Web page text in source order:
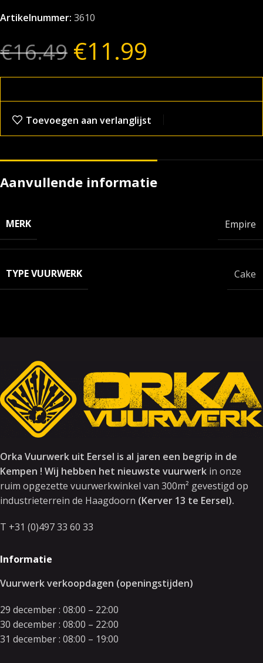
Artikelnummer: 3610
€16.49 €11.99
Toevoegen aan verlanglijst
Aanvullende informatie
MERK Empire
TYPE VUURWERK Cake
Orka Vuurwerk uit Eersel is al jaren een begrip in de
Kempen ! Wij hebben het nieuwste vuurwerk in onze
ruim opgezette vuurwerkwinkel van 300m² gevestigd op
industrieterrein de Haagdoorn (Kerver 13 te Eersel).
T +31 (0)497 33 60 33
Informatie
Vuurwerk verkoopdagen (openingstijden)
29 december : 08:00 – 22:00
30 december : 08:00 – 22:00
31 december : 08:00 – 19:00